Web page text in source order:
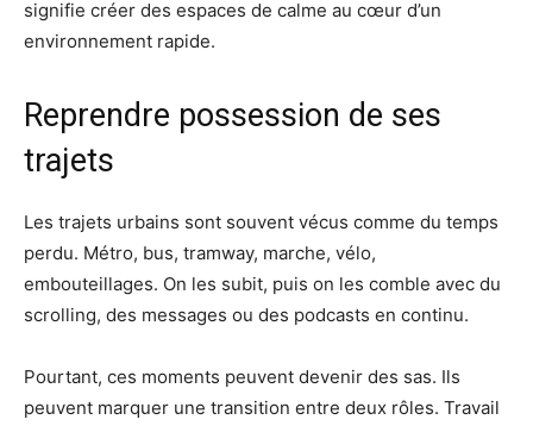
signifie créer des espaces de calme au cœur d’un
environnement rapide.
Reprendre possession de ses
trajets
Les trajets urbains sont souvent vécus comme du temps
perdu. Métro, bus, tramway, marche, vélo,
embouteillages. On les subit, puis on les comble avec du
scrolling, des messages ou des podcasts en continu.
Pourtant, ces moments peuvent devenir des sas. Ils
peuvent marquer une transition entre deux rôles. Travail